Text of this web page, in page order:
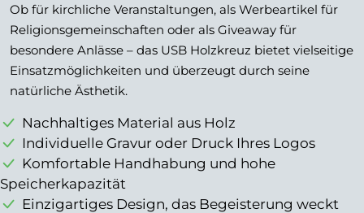
Ob für kirchliche Veranstaltungen, als Werbeartikel für
Religionsgemeinschaften oder als Giveaway für
besondere Anlässe – das USB Holzkreuz bietet vielseitige
Einsatzmöglichkeiten und überzeugt durch seine
natürliche Ästhetik.
Nachhaltiges Material aus Holz
Individuelle Gravur oder Druck Ihres Logos
Komfortable Handhabung und hohe
Speicherkapazität
Einzigartiges Design, das Begeisterung weckt